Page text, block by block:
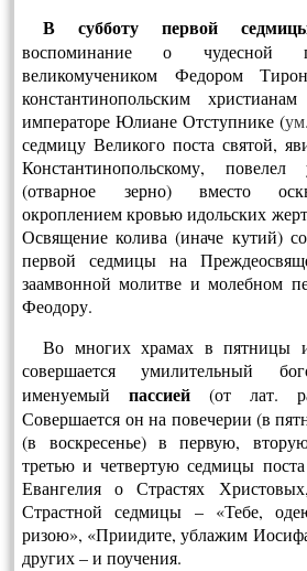
В субботу первой
воспоминание о чудесной
великомучеником Федором
константинополь­ским
императоре Юлиане Отступнике (ум.
седмицу Великого поста святой,
Константино­польскому, повелел
(отварное зерно) вместо
окроплением кровью идольских
Освящение колива (иначе кутий)
первой седмицы на
заамвонной молитве и молебном
Феодору.
Во многих храмах в пятницы
совершается умилитель­ный
именуемыйпассией (от лат.
Совершается он на повечерии (в
(в воскре­сенье) в первую,
третью и четвертую седмицы
Евангелия о Страстях
Страстной седмицы – «Тебе,
ризою», «Приидите, ублажим
других – и поучения.